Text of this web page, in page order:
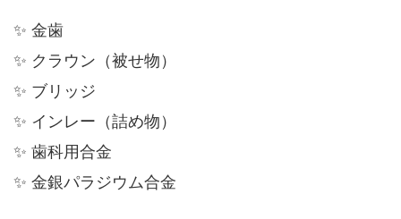
✨ 金歯
✨ クラウン（被せ物）
✨ ブリッジ
✨ インレー（詰め物）
✨ 歯科用合金
✨ 金銀パラジウム合金